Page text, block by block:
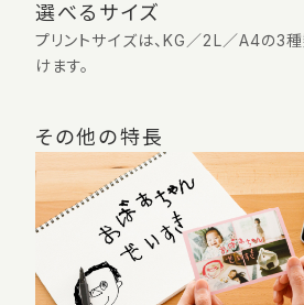
選べるサイズ
プリントサイズは、KG／2L／A4の3
けます。
その他の特長